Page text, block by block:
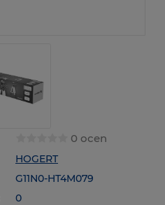
0 ocen
HOGERT
G11N0-HT4M079
0